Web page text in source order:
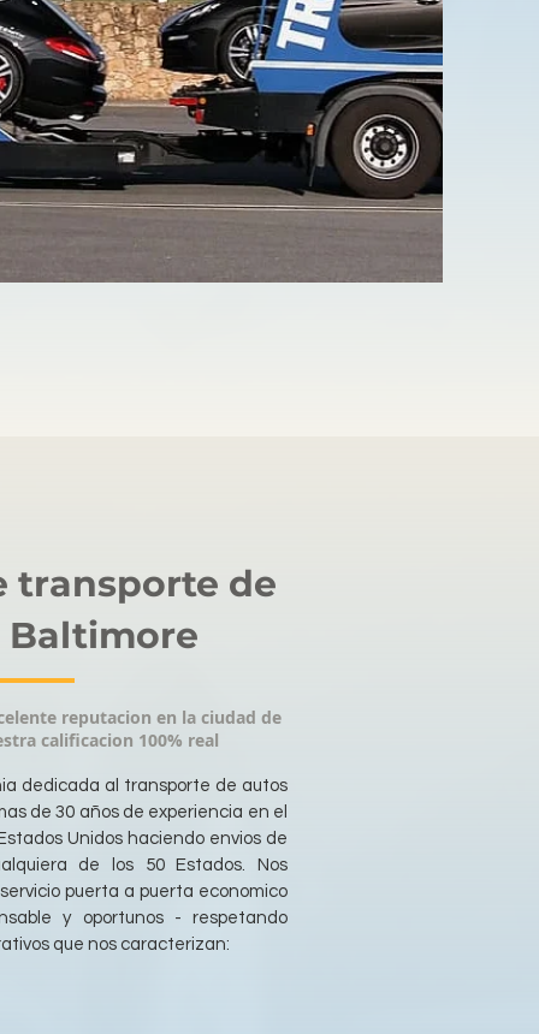
transporte de
Baltimore
reputacion en la ciudad de
calificacion 100% real
dedicada al transporte de autos
de 30 años de experiencia en el
Unidos haciendo envios de
de los 50 Estados. Nos
puerta a puerta economico
y oportunos - respetando
que nos caracterizan: